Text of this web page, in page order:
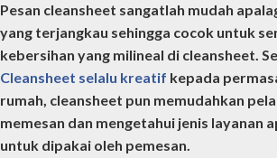
Pesan cleansheet sangatlah mudah
yang terjangkau sehingga cocok untuk
kebersihan yang milineal di cleansheet.
Cleansheet selalu kreatif kepada
rumah, cleansheet pun memudahkan
memesan dan mengetahui jenis layanan
untuk dipakai oleh pemesan.